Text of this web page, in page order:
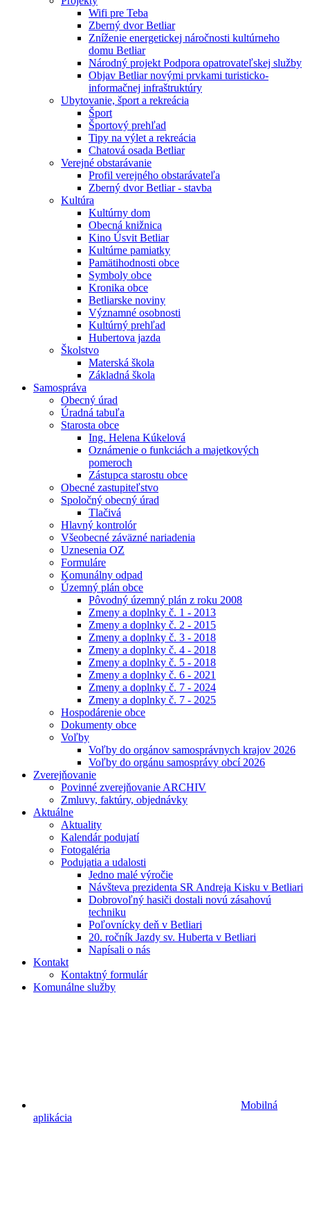
Wifi pre Teba
Zberný dvor Betliar
Zníženie energetickej náročnosti kultúrneho
domu Betliar
Národný projekt Podpora opatrovateľskej služby
Objav Betliar novými prvkami turisticko-
informačnej infraštruktúry
Ubytovanie, šport a rekreácia
Šport
Športový prehľad
Tipy na výlet a rekreácia
Chatová osada Betliar
Verejné obstarávanie
Profil verejného obstarávateľa
Zberný dvor Betliar - stavba
Kultúra
Kultúrny dom
Obecná knižnica
Kino Úsvit Betliar
Kultúrne pamiatky
Pamätihodnosti obce
Symboly obce
Kronika obce
Betliarske noviny
Významné osobnosti
Kultúrný prehľad
Hubertova jazda
Školstvo
Materská škola
Základná škola
Samospráva
Obecný úrad
Úradná tabuľa
Starosta obce
Ing. Helena Kúkelová
Oznámenie o funkciách a majetkových
pomeroch
Zástupca starostu obce
Obecné zastupiteľstvo
Spoločný obecný úrad
Tlačivá
Hlavný kontrolór
Všeobecné záväzné nariadenia
Uznesenia OZ
Formuláre
Komunálny odpad
Územný plán obce
Pôvodný územný plán z roku 2008
Zmeny a doplnky č. 1 - 2013
Zmeny a doplnky č. 2 - 2015
Zmeny a doplnky č. 3 - 2018
Zmeny a doplnky č. 4 - 2018
Zmeny a doplnky č. 5 - 2018
Zmeny a doplnky č. 6 - 2021
Zmeny a doplnky č. 7 - 2024
Zmeny a doplnky č. 7 - 2025
Hospodárenie obce
Dokumenty obce
Voľby
Voľby do orgánov samosprávnych krajov 2026
Voľby do orgánu samosprávy obcí 2026
Zverejňovanie
Povinné zverejňovanie ARCHIV
Zmluvy, faktúry, objednávky
Aktuálne
Aktuality
Kalendár podujatí
Fotogaléria
Podujatia a udalosti
Jedno malé výročie
Návšteva prezidenta SR Andreja Kisku v Betliari
Dobrovoľný hasiči dostali novú zásahovú
techniku
Poľovnícky deň v Betliari
20. ročník Jazdy sv. Huberta v Betliari
Napísali o nás
Kontakt
Kontaktný formulár
Komunálne služby
Mobilná
aplikácia